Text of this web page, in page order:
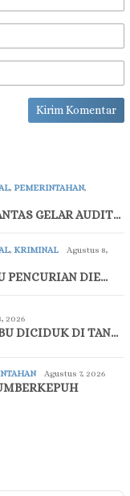
, PEMERINTAHAN,
GELAR AUDIT…
, KRIMINAL
Agustus 8,
PENCURIAN DIE…
2026
DICIDUK DI TAN…
Agustus 7, 2026